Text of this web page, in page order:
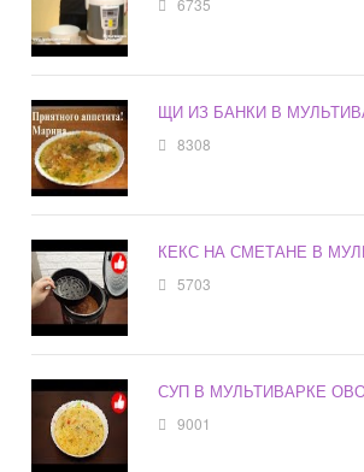
6735
ЩИ ИЗ БАНКИ В
8308
КЕКС НА СМЕТАНЕ В
5703
СУП В МУЛЬТИВАРКЕ
9001